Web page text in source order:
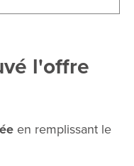
l'offre
en remplissant le